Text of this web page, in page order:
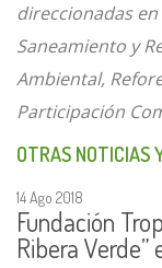
direccionadas
Saneamiento y
Ambiental,
Participación
OTRAS NOTICIAS
14 Ago 2018
Fundación
Ribera Verde”